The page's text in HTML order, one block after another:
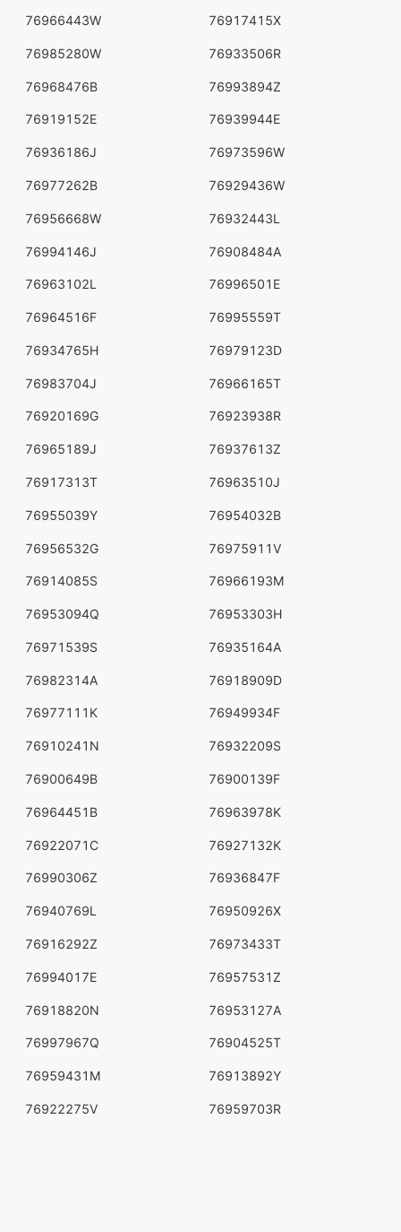
76966443W 76917415X
76985280W 76933506R
76968476B 76993894Z
76919152E 76939944E
76936186J 76973596W
76977262B 76929436W
76956668W 76932443L
76994146J 76908484A
76963102L 76996501E
76964516F 76995559T
76934765H 76979123D
76983704J 76966165T
76920169G 76923938R
76965189J 76937613Z
76917313T 76963510J
76955039Y 76954032B
76956532G 76975911V
76914085S 76966193M
76953094Q 76953303H
76971539S 76935164A
76982314A 76918909D
76977111K 76949934F
76910241N 76932209S
76900649B 76900139F
76964451B 76963978K
76922071C 76927132K
76990306Z 76936847F
76940769L 76950926X
76916292Z 76973433T
76994017E 76957531Z
76918820N 76953127A
76997967Q 76904525T
76959431M 76913892Y
76922275V 76959703R